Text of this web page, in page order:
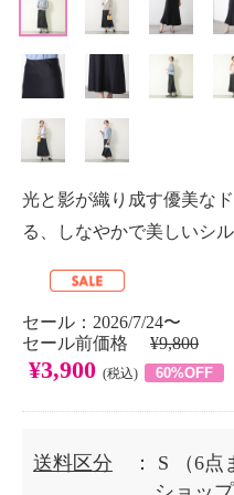
光と影が織り成す優美な
る、しなやかで美しいシ
セール：2026/7/24〜
セール前価格 ¥9,800
¥3,900 (税込) 60%OFF
送料区分 ： S
（6点